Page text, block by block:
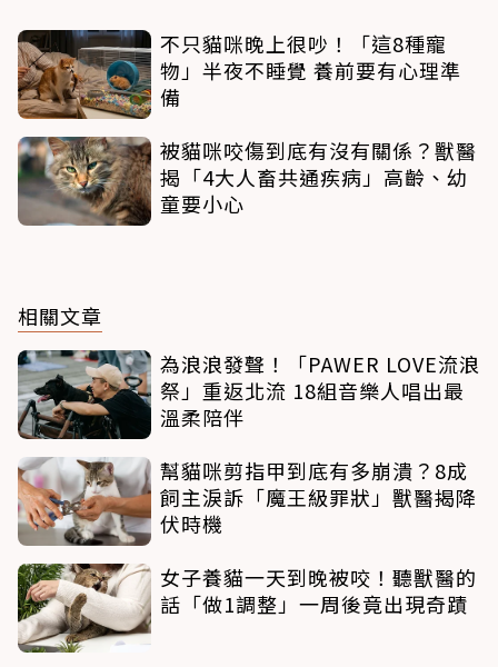
不只貓咪晚上很吵！「這8種寵
物」半夜不睡覺 養前要有心理準
備
被貓咪咬傷到底有沒有關係？獸醫
揭「4大人畜共通疾病」高齡、幼
童要小心
相關文章
為浪浪發聲！「PAWER LOVE流浪
祭」重返北流 18組音樂人唱出最
溫柔陪伴
幫貓咪剪指甲到底有多崩潰？8成
飼主淚訴「魔王級罪狀」獸醫揭降
伏時機
女子養貓一天到晚被咬！聽獸醫的
話「做1調整」一周後竟出現奇蹟